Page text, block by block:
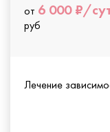
от 6 000 ₽/
руб
Лечение